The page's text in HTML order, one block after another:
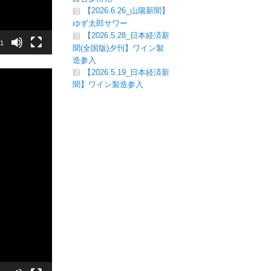
【2026.6.26_山陽新聞】
ゆず太郎サワー
【2026.5.28_日本経済新
聞(全国版)夕刊】ワイン製
造参入
【2026.5.19_日本経済新
聞】ワイン製造参入